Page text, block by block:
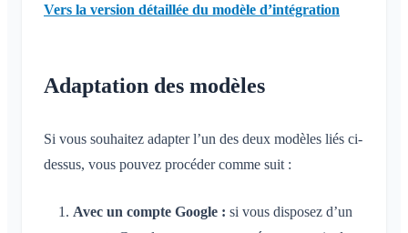
Personnaliser l'arrière-plan
Gérer les espaces
Modifier le nom du Klubraum
Fermer le Klubraum
Vers la version détaillée du modèle d’intégration
Adaptation des modèles
Si vous souhaitez adapter l’un des deux modèles liés ci-
dessus, vous pouvez procéder comme suit :
Avec un compte Google : si vous disposez d’un